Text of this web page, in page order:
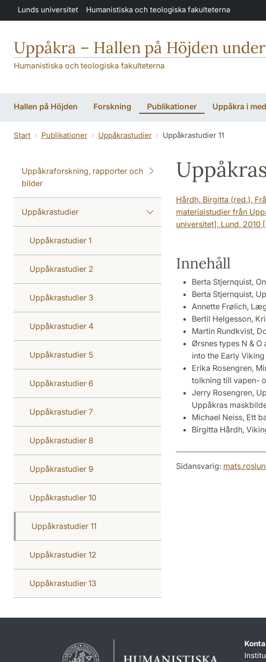
Hoppa till huvudinnehåll
Lunds universitet Humanistiska och teologiska fakulteterna
Uppåkra – Hallen på Höjden
Humanistiska och teologiska fakulteterna
Hallen på Höjden Forskning Publikationer Uppåkra i
Start Publikationer Uppåkrastudier Uppåkrastudier 11
Uppåkraforskning, rapporter och
bilder
Uppåkrastudier
Uppåkrastudier 1
Uppåkrastudier 2
Uppåkrastudier 3
Uppåkrastudier 4
Uppåkrastudier 5
Uppåkrastudier 6
Uppåkrastudier 7
Uppåkrastudier 8
Uppåkrastudier 9
Uppåkrastudier 10
Uppåkrastudier 11
Uppåkrastudier 12
Uppåkrastudier 13
Hårdh, Birgitta (red.),
materialstudier från
universitet], Lund, 2010
Innehåll
Berta Stjernquist,
Berta Stjernquist,
Annette Frølich,
Bertil Helgesson,
Martin Rundkvist,
Ørsnes types N &
into the Early
Erika Rosengren,
tolkning till vapen-
Jerry Rosengren,
Uppåkras
Michael Neiss, Ett
Birgitta Hårdh,
Sidansvarig: